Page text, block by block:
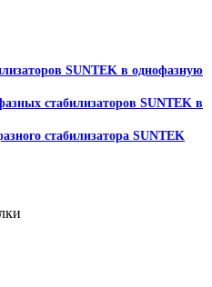
SUNTEK в однофазную
стабилизаторов SUNTEK в
стабилизатора SUNTEK